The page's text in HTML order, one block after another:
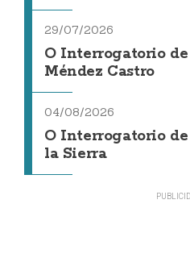
29/07/2026
O Interrogatorio
Méndez Castro
04/08/2026
O Interrogatorio de
la Sierra